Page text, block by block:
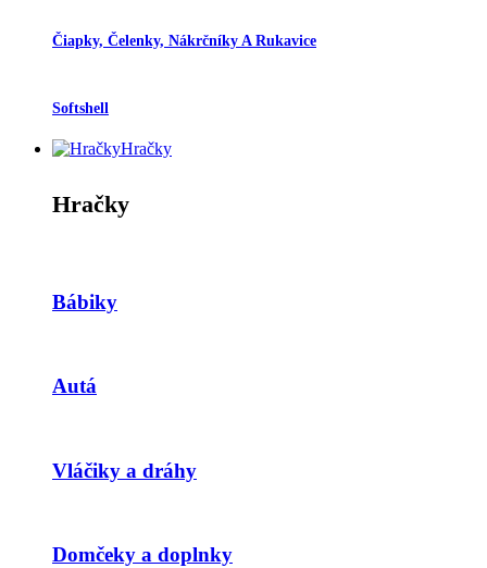
Čiapky, Čelenky, Nákrčníky A Rukavice
Softshell
Hračky
Hračky
Bábiky
Autá
Vláčiky a dráhy
Domčeky a doplnky